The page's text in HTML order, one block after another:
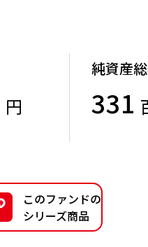
円
純資産
331
このファンドの
シリーズ商品